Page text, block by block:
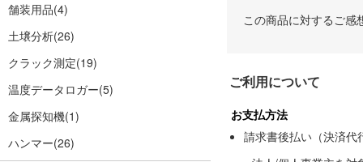
舗装用品(4)
土壌分析(26)
クラック測定(19)
温度データロガー(5)
金属探知機(1)
ハンマー(26)
この商品に対するご感
ご利用について
お支払方法
請求書後払い（決済代